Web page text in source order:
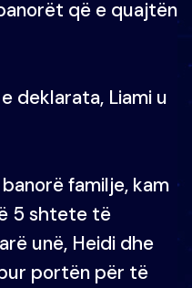
që e quajtën
deklarata, Liami u
familje, kam
5 shtete të
unë, Heidi dhe
portën për të